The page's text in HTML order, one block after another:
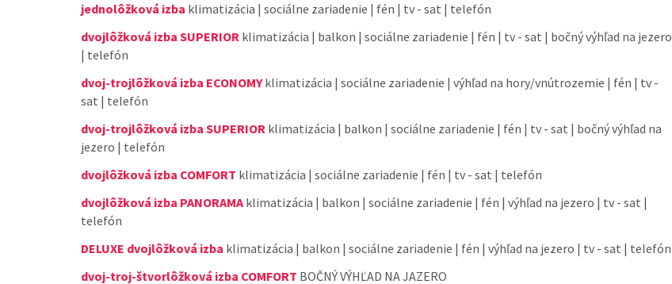
jednolôžková izba klimatizácia | sociálne zariadenie | fén | tv - sat | telefón
dvojlôžková izba SUPERIOR klimatizácia | balkon | sociálne zariadenie | fén | tv - sat | bočný výhľad na jezero
| telefón
dvoj-trojlôžková izba ECONOMYklimatizácia | sociálne zariadenie | výhľad na hory/vnútrozemie | fén | tv -
sat | telefón
dvoj-trojlôžková izba SUPERIOR klimatizácia | balkon | sociálne zariadenie | fén | tv - sat | bočný výhľad na
jezero | telefón
dvojlôžková izba COMFORT klimatizácia | sociálne zariadenie | fén | tv - sat | telefón
dvojlôžková izba PANORAMAklimatizácia | balkon | sociálne zariadenie | fén | výhľad na jezero | tv - sat |
telefón
DELUXE dvojlôžková izba klimatizácia | balkon | sociálne zariadenie | fén | výhľad na jezero | tv - sat | telefón
dvoj-troj-štvorlôžková izba COMFORT BOČNÝ VÝHĽAD NA JAZERO